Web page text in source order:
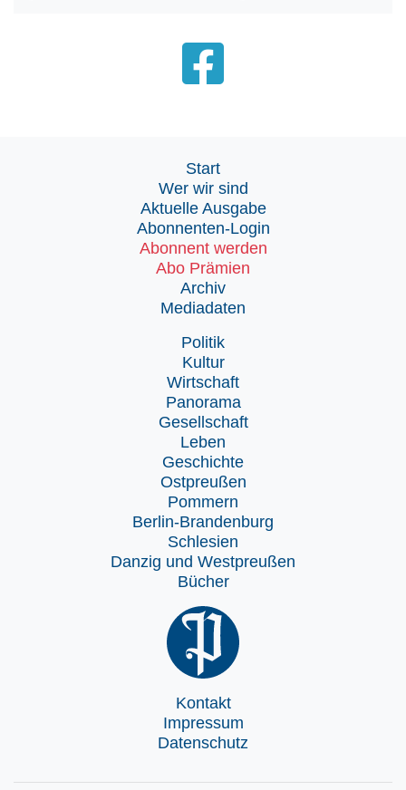
Start
Wer wir sind
Aktuelle Ausgabe
Abonnenten-Login
Abonnent werden
Abo Prämien
Archiv
Mediadaten
Politik
Kultur
Wirtschaft
Panorama
Gesellschaft
Leben
Geschichte
Ostpreußen
Pommern
Berlin-Brandenburg
Schlesien
Danzig und Westpreußen
Bücher
Kontakt
Impressum
Datenschutz